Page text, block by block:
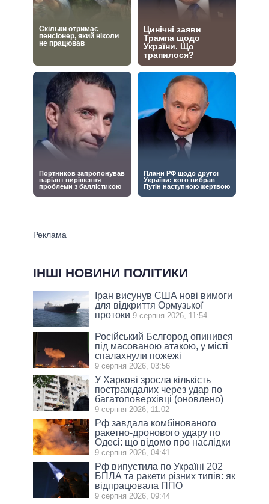
ІНШІ НОВИНИ ПОЛІТИКИ
Іран висунув США нові вимоги
для відкриття Ормузької
протоки 9 серпня 2026, 11:54
Російський Бєлгород опинився
під масованою атакою, у місті
спалахнули пожежі
9 серпня 2026, 03:56
У Харкові зросла кількість
постраждалих через удар по
багатоповерхівці (оновлено)
9 серпня 2026, 11:02
Рф завдала комбінованого
ракетно-дронового удару по
Одесі: що відомо про наслідки
9 серпня 2026, 04:41
Рф випустила по Україні 202
БПЛА та ракети різних типів: як
відпрацювала ППО
9 серпня 2026, 09:44